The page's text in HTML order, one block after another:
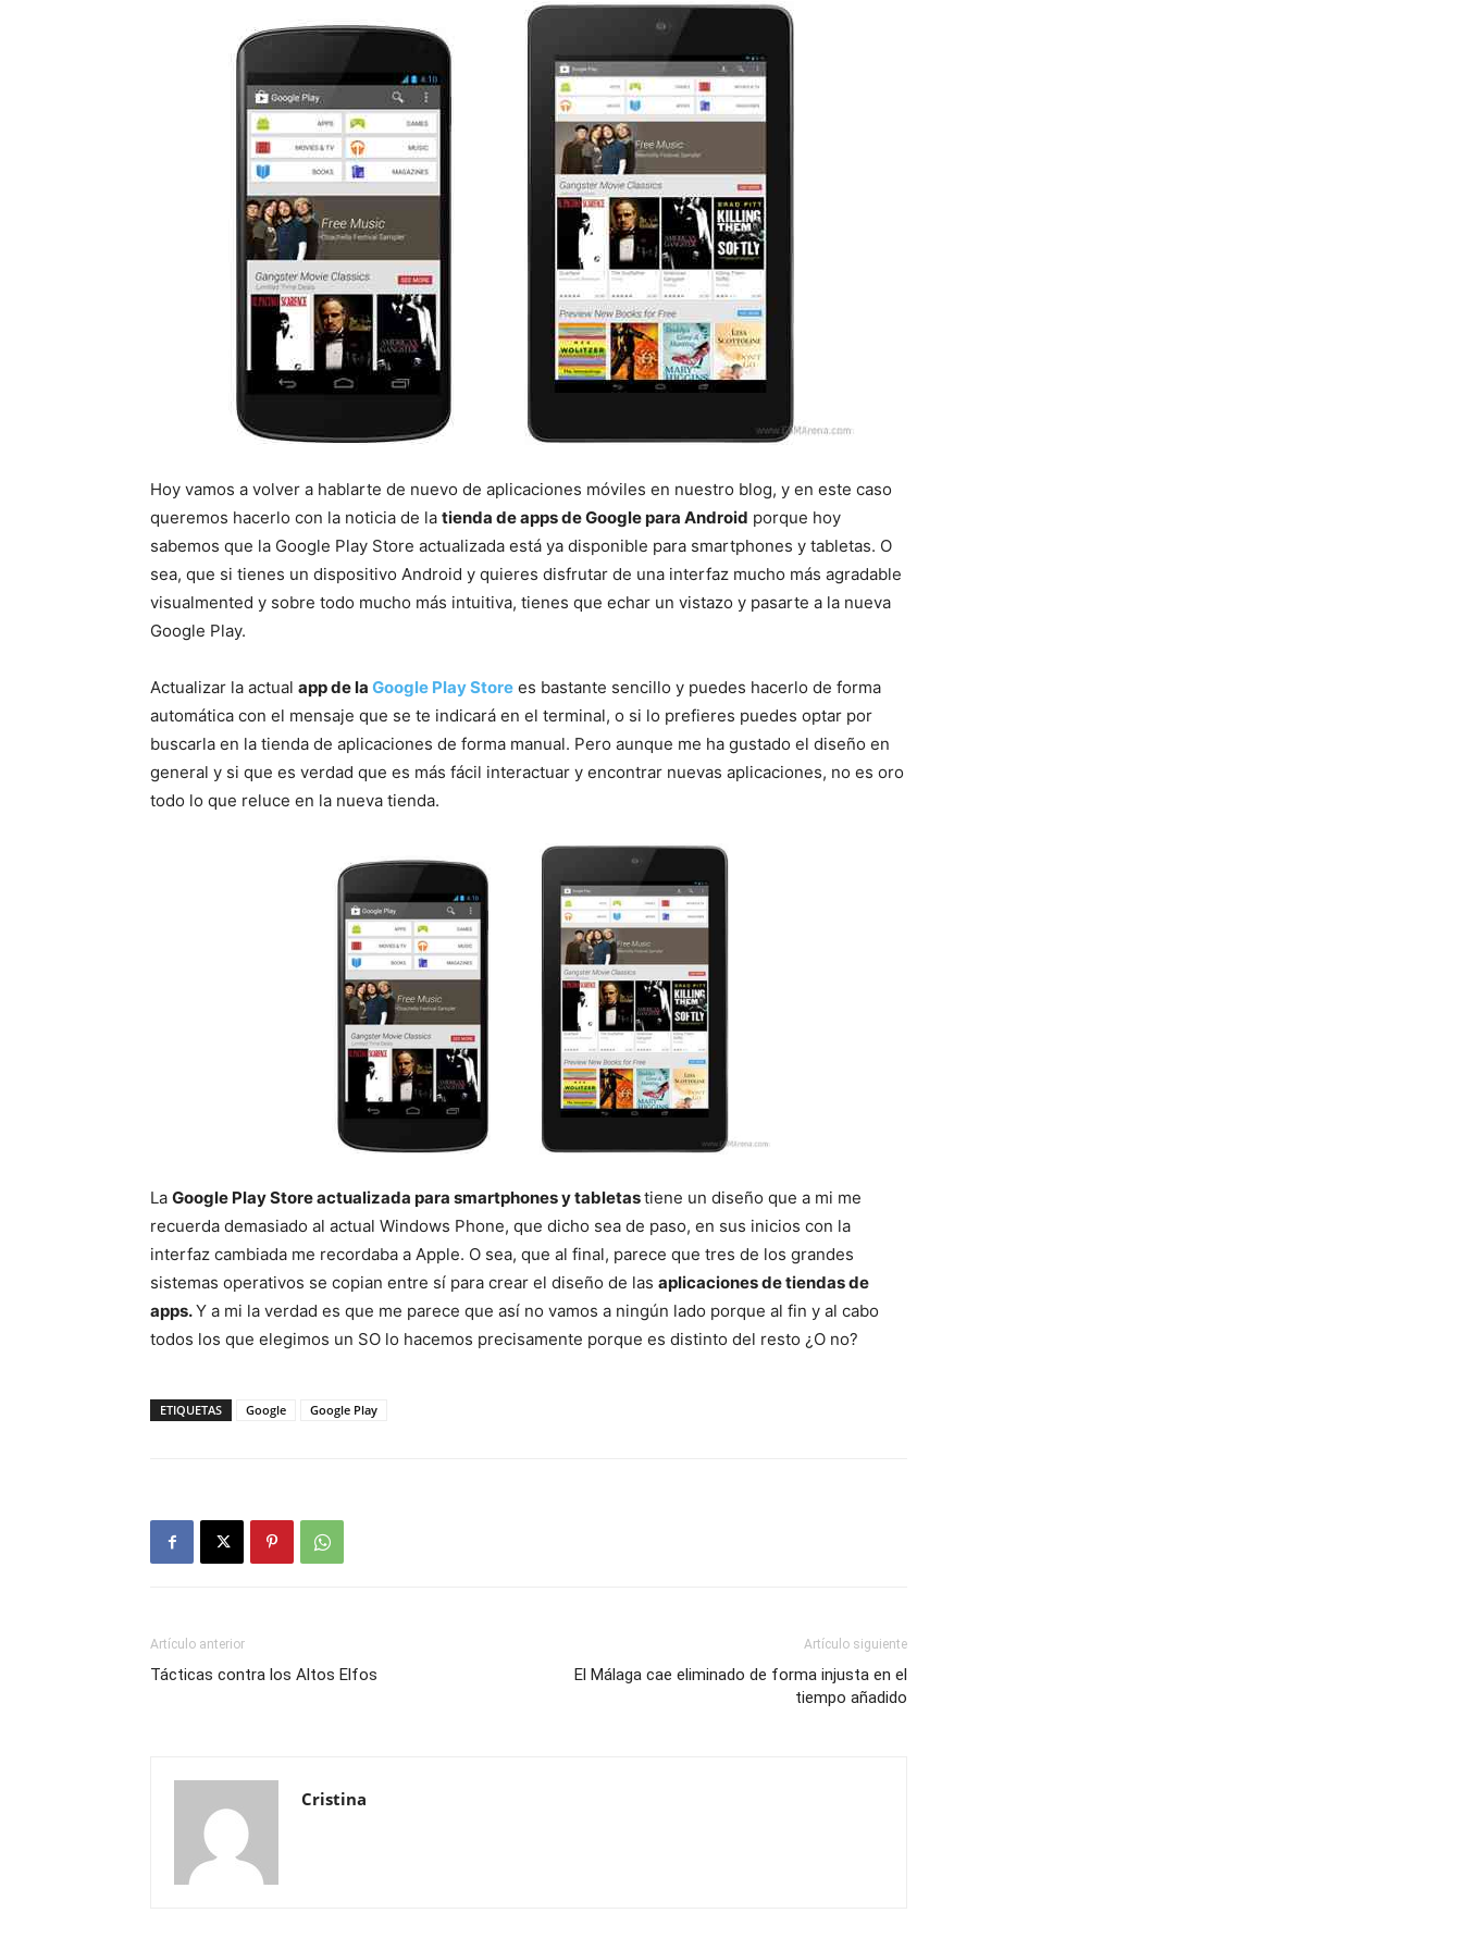
Hoy vamos a volver a hablarte de nuevo de aplicaciones móviles en nuestro blog, y en este caso
queremos hacerlo con la noticia de la tienda de apps de Google para Android porque hoy
sabemos que la Google Play Store actualizada está ya disponible para smartphones y tabletas. O
sea, que si tienes un dispositivo Android y quieres disfrutar de una interfaz mucho más agradable
visualmented y sobre todo mucho más intuitiva, tienes que echar un vistazo y pasarte a la nueva
Google Play.
Actualizar la actual app de la Google Play Store es bastante sencillo y puedes hacerlo de forma
automática con el mensaje que se te indicará en el terminal, o si lo prefieres puedes optar por
buscarla en la tienda de aplicaciones de forma manual. Pero aunque me ha gustado el diseño en
general y si que es verdad que es más fácil interactuar y encontrar nuevas aplicaciones, no es oro
todo lo que reluce en la nueva tienda.
La Google Play Store actualizada para smartphones y tabletastiene un diseño que a mi me
recuerda demasiado al actual Windows Phone, que dicho sea de paso, en sus inicios con la
interfaz cambiada me recordaba a Apple. O sea, que al final, parece que tres de los grandes
sistemas operativos se copian entre sí para crear el diseño de las aplicaciones de tiendas de
apps.Y a mi la verdad es que me parece que así no vamos a ningún lado porque al fin y al cabo
todos los que elegimos un SO lo hacemos precisamente porque es distinto del resto ¿O no?
ETIQUETAS Google Google Play
Artículo anterior
Tácticas contra los Altos Elfos
Artículo siguiente
El Málaga cae eliminado de forma injusta en el
tiempo añadido
Cristina